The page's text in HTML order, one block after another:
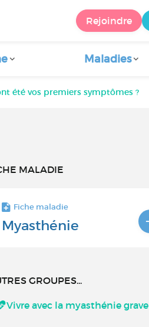
Rejoindre
Maladies
été vos premiers symptômes ?
MALADIE
Fiche maladie
Myasthénie
GROUPES...
Vivre avec la myasthénie grave